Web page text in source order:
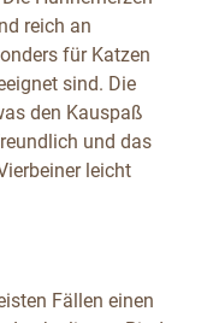
reich an
für Katzen
sind. Die
den Kauspaß
und das
leicht
Fällen einen